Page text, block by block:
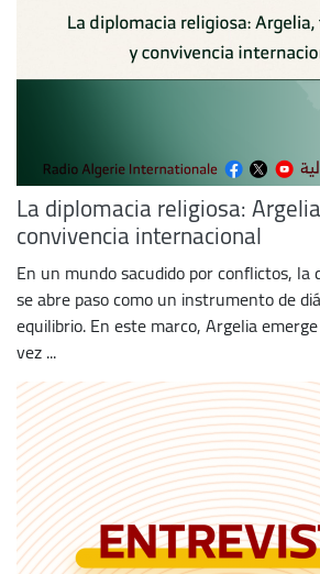
La diplomacia religiosa:
convivencia internacional
En un mundo sacudido por conflictos, la
se abre paso como un instrumento de
equilibrio. En este marco, Argelia
vez ...